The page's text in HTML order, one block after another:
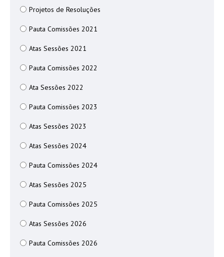
Projetos de Resoluções
Pauta Comissões 2021
Atas Sessões 2021
Pauta Comissões 2022
Ata Sessões 2022
Pauta Comissões 2023
Atas Sessões 2023
Atas Sessões 2024
Pauta Comissões 2024
Atas Sessões 2025
Pauta Comissões 2025
Atas Sessões 2026
Pauta Comissões 2026